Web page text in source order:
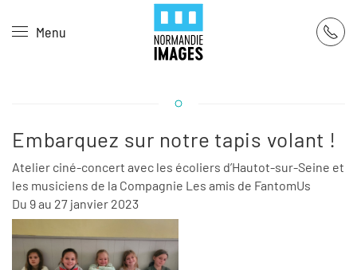
Skip to main content
Menu
Embarquez sur notre tapis volant !
Atelier ciné-concert avec les écoliers d’Hautot-sur-Seine et
les musiciens de la Compagnie Les amis de FantomUs
Du 9 au 27 janvier 2023
Panneau de gestion des cookies